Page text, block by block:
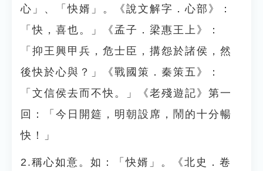
心」、「快婿」。《說文解字．心部》：
「快，喜也。」《孟子．梁惠王上》：
「抑王興甲兵，危士臣，搆怨於諸侯，然
後快於心與？」《戰國策．秦策五》：
「文信侯去而不快。」《老殘遊記》第一
回：「今日開筵，明朝設席，鬧的十分暢
快！」
2.稱心如意。如：「快婿」。《北史．卷